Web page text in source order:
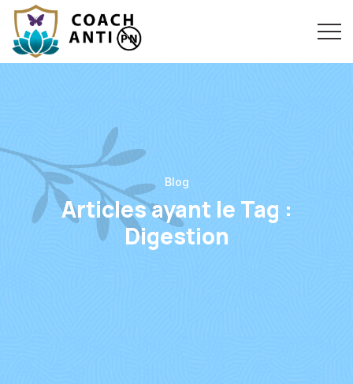
Blog
Articles ayant le Tag :
Digestion